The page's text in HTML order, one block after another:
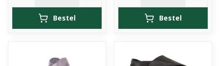
Bestel Bestel